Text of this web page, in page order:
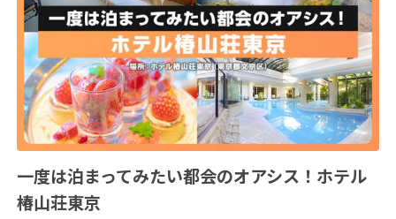
一度は泊まってみたい都会のオアシス！ホテル
椿山荘東京